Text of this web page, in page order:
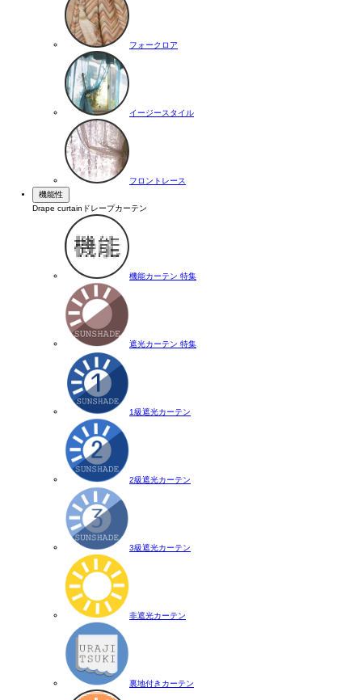
フォークロア
イージースタイル
フロントレース
機能性
Drape curtain ドレープカーテン
機能カーテン 特集
遮光カーテン 特集
1級遮光カーテン
2級遮光カーテン
3級遮光カーテン
非遮光カーテン
裏地付きカーテン